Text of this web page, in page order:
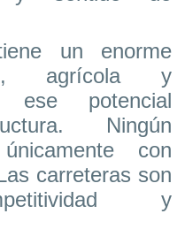
un enorme
agrícola y
ese potencial
Ningún
con
carreteras son
y